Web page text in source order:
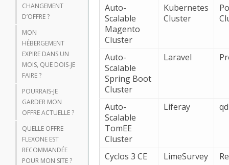
CHANGEMENT
D’OFFRE ?
MON
HÉBERGEMENT
EXPIRE DANS UN
MOIS, QUE DOIS-JE
FAIRE ?
POURRAIS-JE
GARDER MON
OFFRE ACTUELLE ?
QUELLE OFFRE
FLEXONE EST
RECOMMANDÉE
POUR MON SITE ?
Auto-
Scalable
Magento
Cluster
Kubernetes
Cluster
Auto-
Scalable
Spring Boot
Cluster
Laravel
Auto-
Scalable
TomEE
Cluster
Liferay
Cyclos 3 CE LimeSurvey